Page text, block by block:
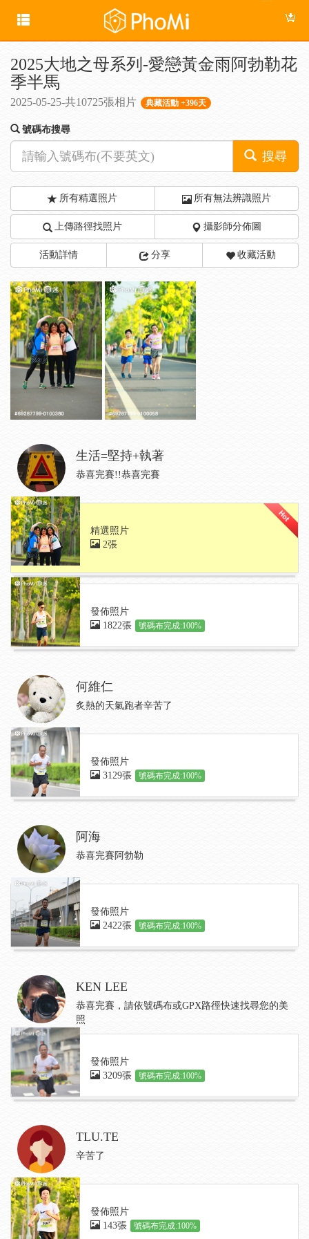
2025大地之母系列-愛戀黃金雨阿勃勒花
季半馬
2025-05-25-共10725張相片 典藏活動 +396天
號碼布搜尋
搜尋
所有精選照片 所有無法辨識照片
上傳路徑找照片 攝影師分佈圖
活動詳情 分享 收藏活動
生活=堅持+執著
恭喜完賽!!恭喜完賽
精選照片
2張
發佈照片
1822張
號碼布完成:100%
何維仁
炙熱的天氣跑者辛苦了
發佈照片
3129張
號碼布完成:100%
阿海
恭喜完賽阿勃勒
發佈照片
2422張
號碼布完成:100%
KEN LEE
恭喜完賽，請依號碼布或GPX路徑快速找尋您的美
照
發佈照片
3209張
號碼布完成:100%
TLU.TE
辛苦了
發佈照片
143張
號碼布完成:100%